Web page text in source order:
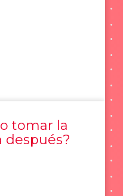
tomar la
después?